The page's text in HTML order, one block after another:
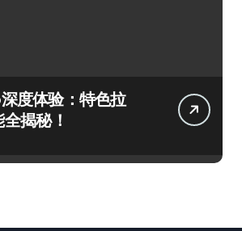
度体验：特色拉
揭秘！